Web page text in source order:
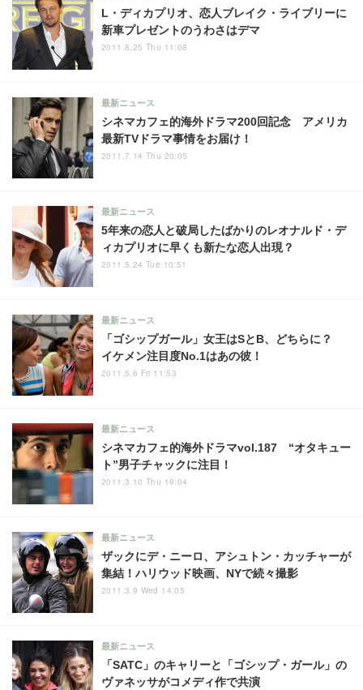
L・ディカプリオ、恋人ブレイク・ライブリーに
新車プレゼントのうわさはデマ
2011.8.25 Thu 11:08
シネマカフェ的海外ドラマ200回記念 アメリカ
最新TVドラマ事情をお届け！
最新ニュース
2011.7.14 Thu 20:05
5年来の恋人と破局したばかりのレオナルド・デ
ィカプリオに早くも新たな恋人出現？
最新ニュース
2011.5.24 Tue 10:51
「ゴシップガール」女王はSとB、どちらに？
イケメン注目度No.1はあの彼！
最新ニュース
2011.5.6 Fri 11:53
シネマカフェ的海外ドラマvol.187 “オタキュー
ト”男子チャックに注目！
最新ニュース
2011.3.10 Thu 19:04
ザックにデ・ニーロ、アシュトン・カッチャーが
集結！ハリウッド映画、NYで続々撮影
最新ニュース
2011.3.9 Wed 14:05
「SATC」のキャリーと「ゴシップ・ガール」の
ヴァネッサがコメディ作で共演
最新ニュース